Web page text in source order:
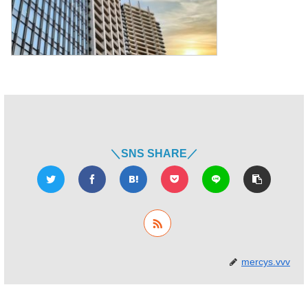
＼SNS SHARE／
mercys.vvv